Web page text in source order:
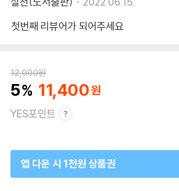
첫번째 리뷰어가 되어주세요
12,000원
5 11,400
YES포인트
앱 다운 시 1천원 상품권